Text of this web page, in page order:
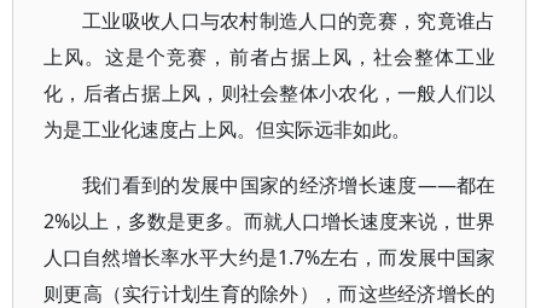
工业吸收人口与农村制造人口的竞赛，究竟谁占
上风。这是个竞赛，前者占据上风，社会整体工业
化，后者占据上风，则社会整体小农化，一般人们以
为是工业化速度占上风。但实际远非如此。
我们看到的发展中国家的经济增长速度——都在
2%以上，多数是更多。而就人口增长速度来说，世界
人口自然增长率水平大约是1.7%左右，而发展中国家
则更高（实行计划生育的除外），而这些经济增长的